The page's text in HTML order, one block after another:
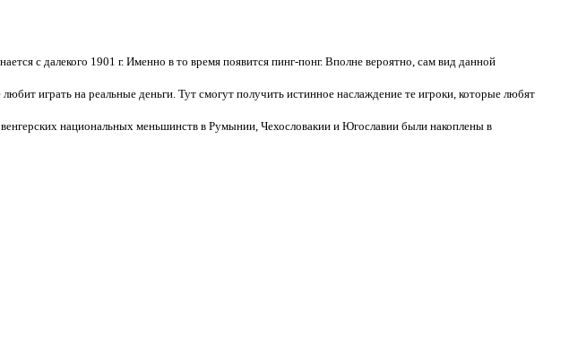
с далекого 1901 г. Именно в то время появится пинг-понг. Вполне вероятно, сам вид данной
играть на реальные деньги. Тут смогут получить истинное наслаждение те игроки, которые любят
национальных меньшинств в Румынии, Чехословакии и Югославии были накоплены в